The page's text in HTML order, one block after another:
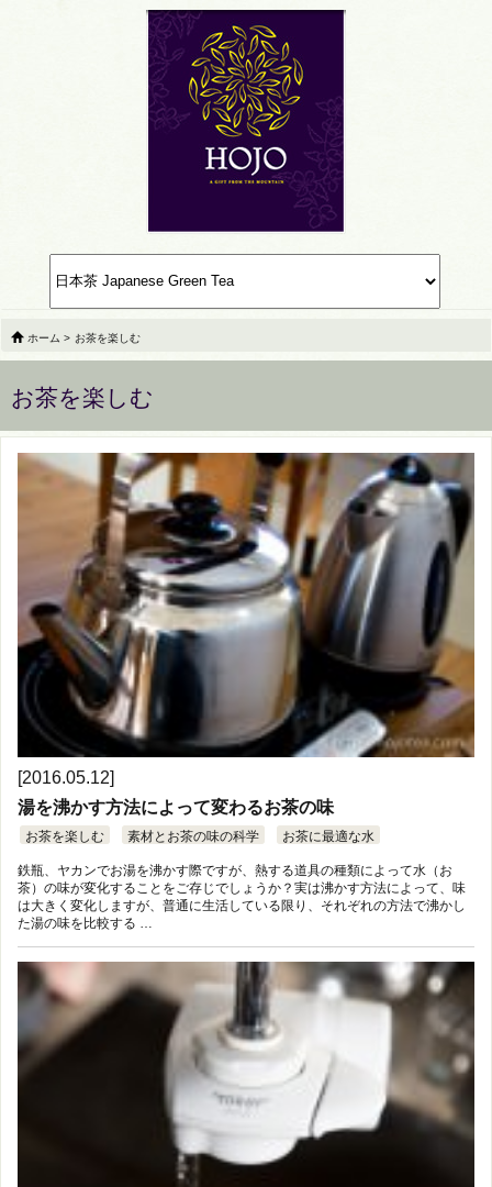
ホーム > お茶を楽しむ
お茶を楽しむ
[2016.05.12]
湯を沸かす方法によって変わるお茶の味
お茶を楽しむ 素材とお茶の味の科学 お茶に最適な水
鉄瓶、ヤカンでお湯を沸かす際ですが、熱する道具の種類によって水（お
茶）の味が変化することをご存じでしょうか？実は沸かす方法によって、味
は大きく変化しますが、普通に生活している限り、それぞれの方法で沸かし
た湯の味を比較する …